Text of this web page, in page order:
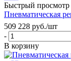
Быстрый просмотр
Пневматическая
509 228 руб./шт
-
В корзину